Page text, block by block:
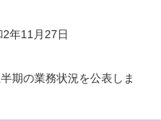
年11月27日
期の業務状況を公表しま